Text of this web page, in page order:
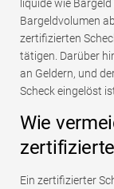
liquide wie
Bargeldvolumen
zertifizierten
tätigen. Darüber
an Geldern, und
Scheck eingelöst
Wie
Ein zertifizierter